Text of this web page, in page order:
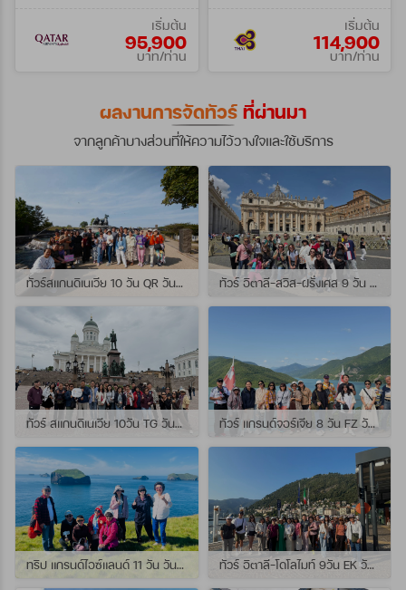
เริ่มต้น
95,900
บาท/ท่าน
เริ่มต้น
114,900
บาท/ท่าน
ผลงานการจัดทัวร์ ที่ผ่านมา
จากลูกค้าบางส่วนที่ให้ความไว้วางใจและใช้บริการ
ทัวร์สแกนดิเนเวีย 10 วัน QR วันที่ 23 กรกฏาคม - 01 สิงหาคม 2569 เดินทางกับไกด์พี่จุ้ย และ พี่กั้ง ทัวร์ อิตาลี-สวิส-ฝรั่งเศส 9 วัน QR วันที่ 24 กรกฏาคม - 01 สิงหาคม 2569 เดินทางกับไกด์พี่เช
ทัวร์ สแกนดิเนเวีย 10วัน TG วันที่ 24 กรกฏาคม - 02 สิงหาคม 2569 เดินทางกับไกด์พี่ยอร์ช ทัวร์ แกรนด์จอร์เจีย 8 วัน FZ วันที่ 26 กรกฎาคม - 02 สิงหาคม 2569 เดินทางกับไกด์พี่โจ๊ก
ทริป แกรนด์ไอซ์แลนด์ 11 วัน วันที่ 25 กรกฏาคม - 04 สิงหาคม 2569 เดินทางกับไกด์พี่เปิ้ล ทัวร์ อิตาลี-โดโลไมท์ 9วัน EK วันที่ 21 - 29 กรกฏาคม 2569 เดินทางกับไกด์พี่หนุ่ม